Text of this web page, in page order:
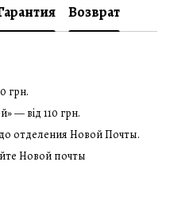
Возврат
грн.
— від 110 грн.
отделения Новой Почты.
Новой почты